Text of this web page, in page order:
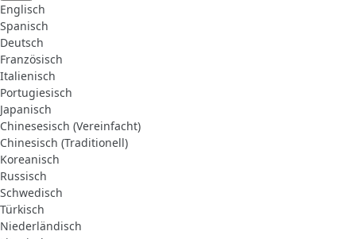
Englisch
Spanisch
Deutsch
Französisch
Italienisch
Portugiesisch
Japanisch
Chinesesisch (Vereinfacht)
Chinesisch (Traditionell)
Koreanisch
Russisch
Schwedisch
Türkisch
Niederländisch